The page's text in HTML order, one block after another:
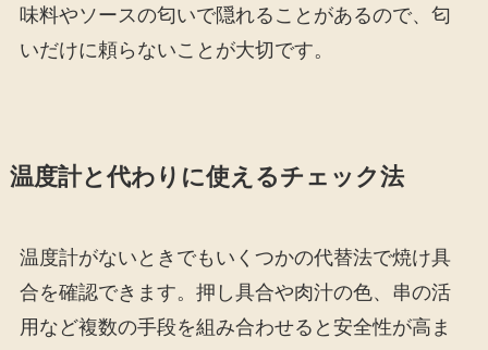
味料やソースの匂いで隠れることがあるので、匂
いだけに頼らないことが大切です。
温度計と代わりに使えるチェック法
温度計がないときでもいくつかの代替法で焼け具
合を確認できます。押し具合や肉汁の色、串の活
用など複数の手段を組み合わせると安全性が高ま